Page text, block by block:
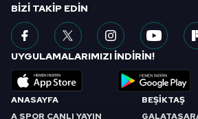
ANASAYFA
A SPOR CANLI YAYIN
BEŞİKTAŞ
BIZI TAKIP EDIN
UYGULAMALARIMIZI İNDİRİN!